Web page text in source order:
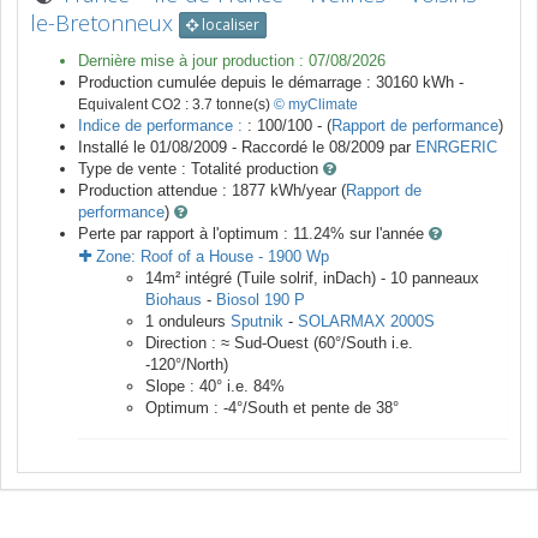
le-Bretonneux
localiser
Dernière mise à jour production : 07/08/2026
Production cumulée depuis le démarrage : 30160 kWh -
Equivalent CO2 : 3.7 tonne(s) © myClimate
Indice de performance : : 100/100 - (Rapport de performance)
Installé le 01/08/2009 - Raccordé le 08/2009 par ENRGERIC
Type de vente : Totalité production
Production attendue : 1877 kWh/year (Rapport de
performance)
Perte par rapport à l'optimum : 11.24% sur l'année
Zone: Roof of a House - 1900 Wp
14m² intégré (Tuile solrif, inDach) - 10 panneaux
Biohaus - Biosol 190 P
1 onduleurs Sputnik - SOLARMAX 2000S
Direction : ≈ Sud-Ouest (60°/South i.e.
-120°/North)
Slope : 40° i.e. 84%
Optimum : -4°/South et pente de 38°